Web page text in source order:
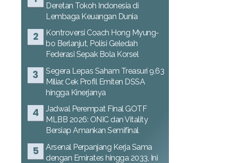
Deretan Tokoh Indonesia di
Lembaga Keuangan Dunia
Kontroversi Coach Hong Myung-
bo Berlanjut, Polisi Geledah
Federasi Sepak Bola Korsel
Segera Lepas Saham Treasuri 9,63
Miliar, Cek Profil Emiten DSSA
hingga Kinerjanya
Jadwal Perempat Final GOTF
MLBB 2026: ONIC dan Vitality
Bersiap Amankan Semifinal
Arsenal Perpanjang Kerja Sama
dengan Emirates hingga 2033, Ini